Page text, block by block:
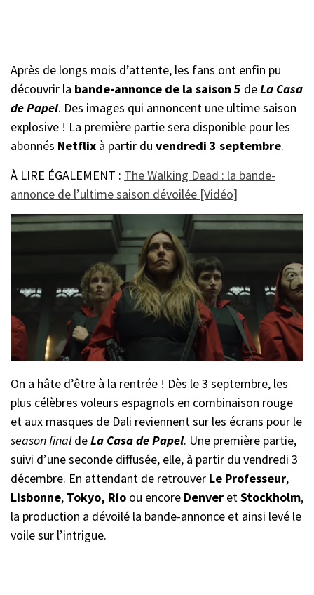
Après de longs mois d’attente, les fans ont enfin pu
découvrir la bande-annonce de la saison 5 deLa Casa
de Papel. Des images qui annoncent une ultime saison
explosive ! La première partie sera disponible pour les
abonnés Netflix à partir du vendredi 3 septembre.
À LIRE ÉGALEMENT : The Walking Dead : la bande-
annonce de l’ultime saison dévoilée [Vidéo]
On a hâte d’être à la rentrée ! Dès le 3 septembre, les
plus célèbres voleurs espagnols en combinaison rouge
et aux masques de Dali reviennent sur les écrans pour le
season finaldeLa Casa de Papel. Une première partie,
suivi d’une seconde diffusée, elle, à partir du vendredi 3
décembre. En attendant de retrouver Le Professeur,
Lisbonne, Tokyo, Rio ou encore Denver etStockholm,
la production a dévoilé la bande-annonce et ainsi levé le
voile sur l’intrigue.